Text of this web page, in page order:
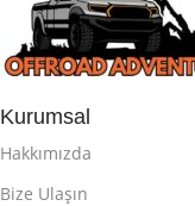
Kurumsal
Hakkımızda
Bize Ulaşın